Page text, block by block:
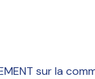
sur la